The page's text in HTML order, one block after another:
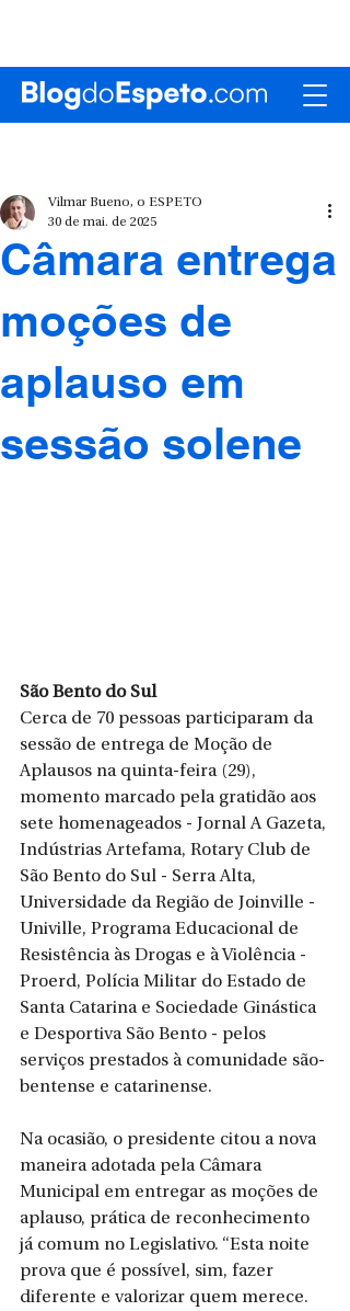
Câmara entrega
moções de
aplauso em
sessão solene
Vilmar Bueno, o ESPETO
30 de mai. de 2025
São Bento do Sul
Cerca de 70 pessoas participaram da
sessão de entrega de Moção de
Aplausos na quinta-feira (29),
momento marcado pela gratidão aos
sete homenageados - Jornal A Gazeta,
Indústrias Artefama, Rotary Club de
São Bento do Sul - Serra Alta,
Universidade da Região de Joinville -
Univille, Programa Educacional de
Resistência às Drogas e à Violência -
Proerd, Polícia Militar do Estado de
Santa Catarina e Sociedade Ginástica
e Desportiva São Bento - pelos
serviços prestados à comunidade são-
bentense e catarinense.
Na ocasião, o presidente citou a nova
maneira adotada pela Câmara
Municipal em entregar as moções de
aplauso, prática de reconhecimento
já comum no Legislativo. “Esta noite
prova que é possível, sim, fazer
diferente e valorizar quem merece.